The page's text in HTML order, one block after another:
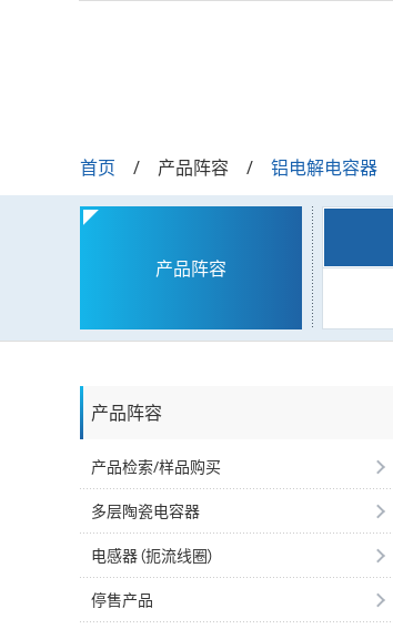
首页 产品阵容 铝电解电容器
产品阵容
产品阵容
产品检索/样品购买
多层陶瓷电容器
电感器（扼流线圈）
停售产品